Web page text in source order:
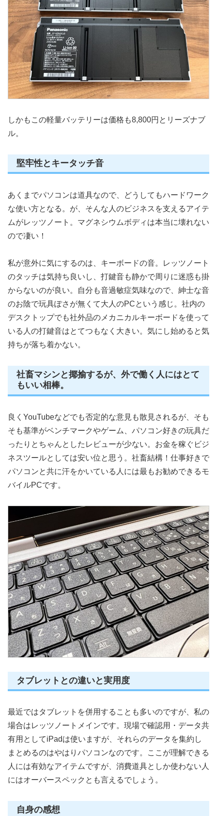
しかもこの軽量バッテリーは価格も8,800円とリーズナブ
ル。
堅牢性とキータッチ音
あくまでパソコンは道具なので、どうしてもハードワーク
な使い方となる。が、そんな人のビジネスを支えるアイテ
ムがレッツノート。マグネシウムボディは本当に壊れない
ので凄い！
私が意外に気にするのは、キーボードの音。レッツノート
のタッチは気持ち良いし、打鍵音も静かで周りに迷惑も掛
からないのが良い。自分も音過敏症気味なので、紳士な音
のお陰で玩具ぽさが無くて大人のPCという感じ。社内の
デスクトップでも社外品のメカニカルキーボードを使って
いる人の打鍵音はとてつもなく大きい。気にし始めると気
持ちが落ち着かない。
社畜マシンと揶揄するが、外で働く人にはとて
もいい相棒。
良くYouTubeなどでも否定的な意見も散見されるが、そも
そも基準がベンチマークやゲーム、パソコン好きの玩具だ
ったりとちゃんとしたレビューが少ない。お金を稼ぐビジ
ネスツールとしては安い位と思う。社畜結構！仕事好きで
パソコンと共に汗をかいている人には最もお勧めできるモ
バイルPCです。
タブレットとの違いと実用度
最近ではタブレットを併用することも多いのですが、私の
場合はレッツノートメインです。現場で確認用・データ共
有用としてiPadは使いますが、それらのデータを集約し
まとめるのはやはりパソコンなのです。ここが理解できる
人には有効なアイテムですが、消費道具としか使わない人
にはオーバースペックとも言えるでしょう。
自身の感想